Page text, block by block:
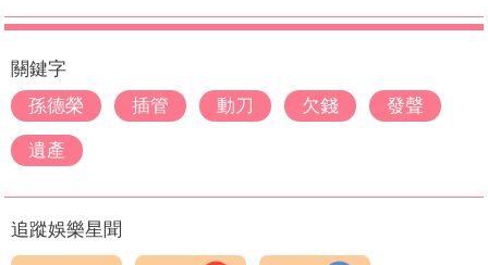
關鍵字
孫德榮
插管 動刀 欠錢 發聲
遺產
追蹤娛樂星聞